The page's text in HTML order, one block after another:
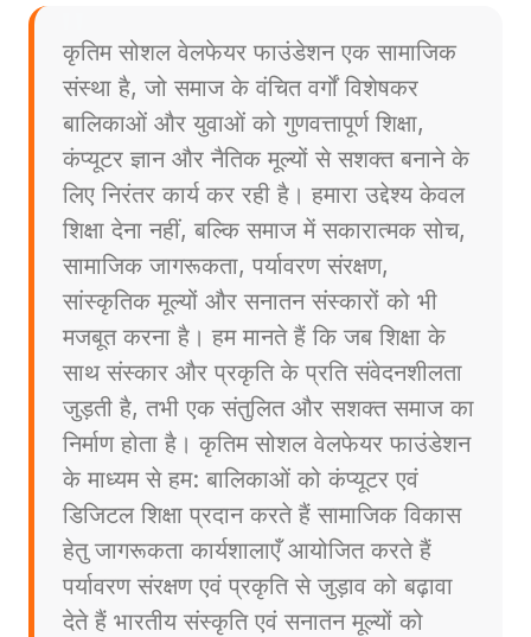
कृतिम सोशल वेलफेयर फाउंडेशन एक सामाजिक
संस्था है, जो समाज के वंचित वर्गों विशेषकर
बालिकाओं और युवाओं को गुणवत्तापूर्ण शिक्षा,
कंप्यूटर ज्ञान और नैतिक मूल्यों से सशक्त बनाने के
लिए निरंतर कार्य कर रही है। हमारा उद्देश्य केवल
शिक्षा देना नहीं, बल्कि समाज में सकारात्मक सोच,
सामाजिक जागरूकता, पर्यावरण संरक्षण,
सांस्कृतिक मूल्यों और सनातन संस्कारों को भी
मजबूत करना है। हम मानते हैं कि जब शिक्षा के
साथ संस्कार और प्रकृति के प्रति संवेदनशीलता
जुड़ती है, तभी एक संतुलित और सशक्त समाज का
निर्माण होता है। कृतिम सोशल वेलफेयर फाउंडेशन
के माध्यम से हम: बालिकाओं को कंप्यूटर एवं
डिजिटल शिक्षा प्रदान करते हैं सामाजिक विकास
हेतु जागरूकता कार्यशालाएँ आयोजित करते हैं
पर्यावरण संरक्षण एवं प्रकृति से जुड़ाव को बढ़ावा
देते हैं भारतीय संस्कृति एवं सनातन मूल्यों को